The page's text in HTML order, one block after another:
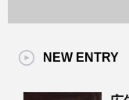
NEW ENTRY